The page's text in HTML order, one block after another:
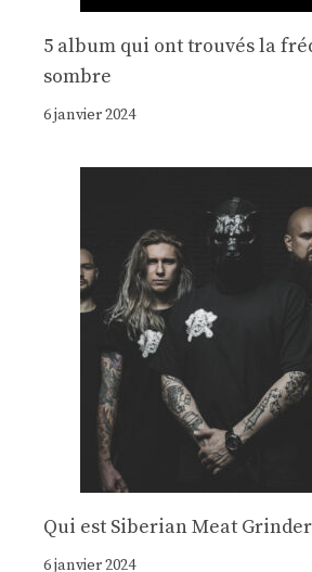
5 album qui ont trouvés la
sombre
6 janvier 2024
Qui est Siberian Meat Grinder
6 janvier 2024